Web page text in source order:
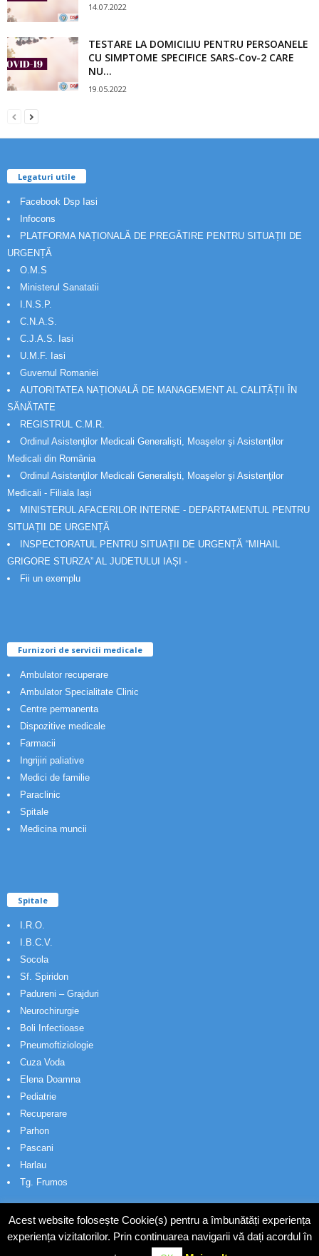
14.07.2022
TESTARE LA DOMICILIU PENTRU PERSOANELE
CU SIMPTOME SPECIFICE SARS-Cov-2 CARE
NU...
19.05.2022
Legaturi utile
Facebook Dsp Iasi
Infocons
PLATFORMA NAȚIONALĂ DE PREGĂTIRE PENTRU SITUAȚII DE
URGENȚĂ
O.M.S
Ministerul Sanatatii
I.N.S.P.
C.N.A.S.
C.J.A.S. Iasi
U.M.F. Iasi
Guvernul Romaniei
AUTORITATEA NAȚIONALĂ DE MANAGEMENT AL CALITĂȚII ÎN
SĂNĂTATE
REGISTRUL C.M.R.
Ordinul Asistenţilor Medicali Generalişti, Moaşelor şi Asistenţilor
Medicali din România
Ordinul Asistenţilor Medicali Generalişti, Moaşelor şi Asistenţilor
Medicali - Filiala Iași
MINISTERUL AFACERILOR INTERNE - DEPARTAMENTUL PENTRU
SITUAȚII DE URGENȚĂ
INSPECTORATUL PENTRU SITUAȚII DE URGENȚĂ “MIHAIL
GRIGORE STURZA” AL JUDETULUI IAȘI -
Fii un exemplu
Furnizori de servicii medicale
Ambulator recuperare
Ambulator Specialitate Clinic
Centre permanenta
Dispozitive medicale
Farmacii
Ingrijiri paliative
Medici de familie
Paraclinic
Spitale
Medicina muncii
Spitale
I.R.O.
I.B.C.V.
Socola
Sf. Spiridon
Padureni – Grajduri
Neurochirurgie
Boli Infectioase
Pneumoftiziologie
Cuza Voda
Elena Doamna
Pediatrie
Recuperare
Parhon
Pascani
Harlau
Tg. Frumos
Acest website folosește Cookie(s) pentru a îmbunătăți experiența
experiența vizitatorilor. Prin continuarea navigarii vă dați acordul în